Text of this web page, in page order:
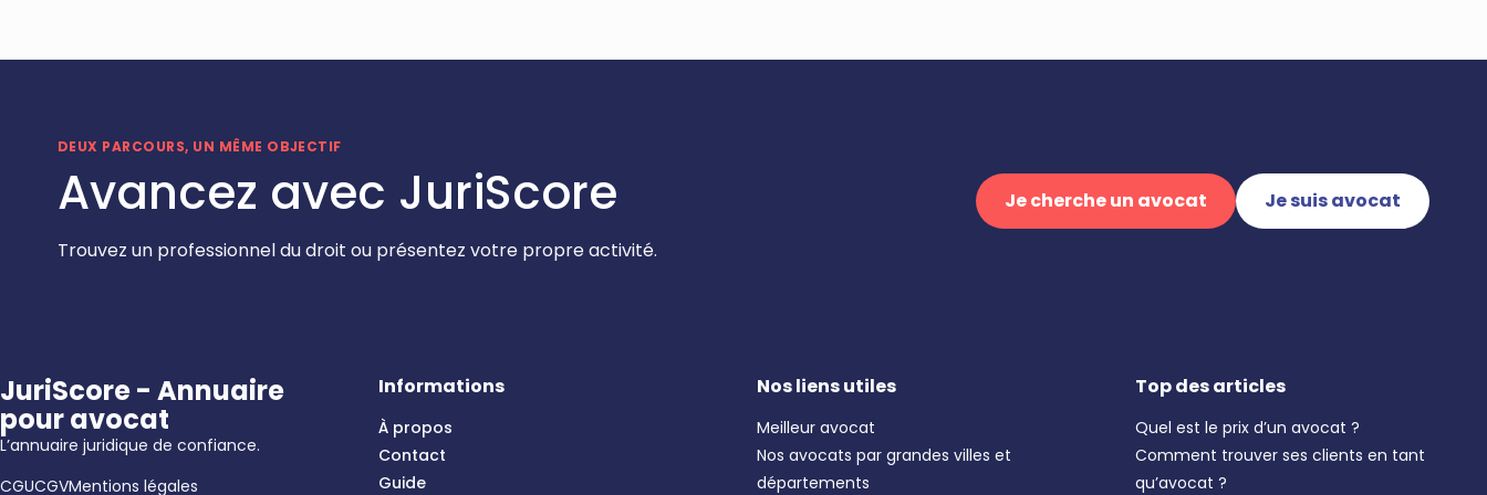
DEUX PARCOURS, UN MÊME OBJECTIF
Avancez avec JuriScore
Trouvez un professionnel du droit ou présentez votre propre activité.
Je cherche un avocat Je suis avocat
JuriScore - Annuaire
pour avocat
L’annuaire juridique de confiance.
CGUCGVMentions légales
Informations
À propos
Contact
Guide
Nos liens utiles
Meilleur avocat
Nos avocats par grandes villes et
départements
Top des articles
Quel est le prix d’un avocat ?
Comment trouver ses clients en tant
qu’avocat ?